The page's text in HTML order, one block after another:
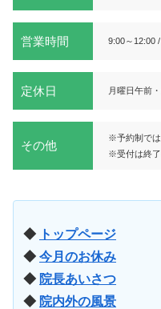
営業時間 9:00～12:00
定休日 月曜日午前
その他
※予約制では
※受付は終了
◆
トップページ
◆ 今月のお休み
◆ 院長あいさつ
◆ 院内外の風景